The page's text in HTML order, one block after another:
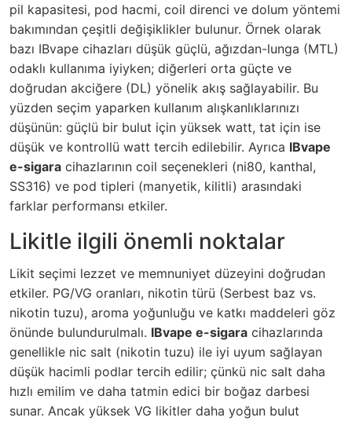
pil kapasitesi, pod hacmi, coil direnci ve dolum yöntemi
bakımından çeşitli değişiklikler bulunur. Örnek olarak
bazı IBvape cihazları düşük güçlü, ağızdan-lunga (MTL)
odaklı kullanıma iyiyken; diğerleri orta güçte ve
doğrudan akciğere (DL) yönelik akış sağlayabilir. Bu
yüzden seçim yaparken kullanım alışkanlıklarınızı
düşünün: güçlü bir bulut için yüksek watt, tat için ise
düşük ve kontrollü watt tercih edilebilir. Ayrıca IBvape
e-sigara cihazlarının coil seçenekleri (ni80, kanthal,
SS316) ve pod tipleri (manyetik, kilitli) arasındaki
farklar performansı etkiler.
Likitle ilgili önemli noktalar
Likit seçimi lezzet ve memnuniyet düzeyini doğrudan
etkiler. PG/VG oranları, nikotin türü (Serbest baz vs.
nikotin tuzu), aroma yoğunluğu ve katkı maddeleri göz
önünde bulundurulmalı. IBvape e-sigara cihazlarında
genellikle nic salt (nikotin tuzu) ile iyi uyum sağlayan
düşük hacimli podlar tercih edilir; çünkü nic salt daha
hızlı emilim ve daha tatmin edici bir boğaz darbesi
sunar. Ancak yüksek VG likitler daha yoğun bulut